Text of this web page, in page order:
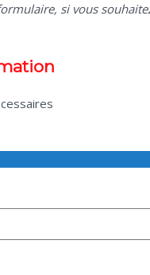
si vous